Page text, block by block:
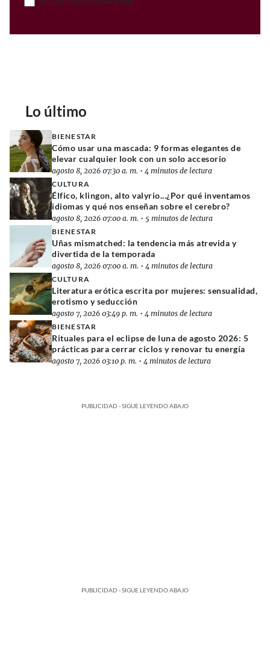
Lo último
BIENESTAR
Cómo usar una mascada: 9 formas elegantes de
elevar cualquier look con un solo accesorio
agosto 8, 2026 07:30 a. m. • 4 minutos de lectura
CULTURA
Élfico, klingon, alto valyrio...¿Por qué inventamos
idiomas y qué nos enseñan sobre el cerebro?
agosto 8, 2026 07:00 a. m. • 5 minutos de lectura
BIENESTAR
Uñas mismatched: la tendencia más atrevida y
divertida de la temporada
agosto 8, 2026 07:00 a. m. • 4 minutos de lectura
CULTURA
Literatura erótica escrita por mujeres: sensualidad,
erotismo y seducción
agosto 7, 2026 03:49 p. m. • 4 minutos de lectura
BIENESTAR
Rituales para el eclipse de luna de agosto 2026: 5
prácticas para cerrar ciclos y renovar tu energía
agosto 7, 2026 03:10 p. m. • 4 minutos de lectura
PUBLICIDAD - SIGUE LEYENDO ABAJO
PUBLICIDAD - SIGUE LEYENDO ABAJO